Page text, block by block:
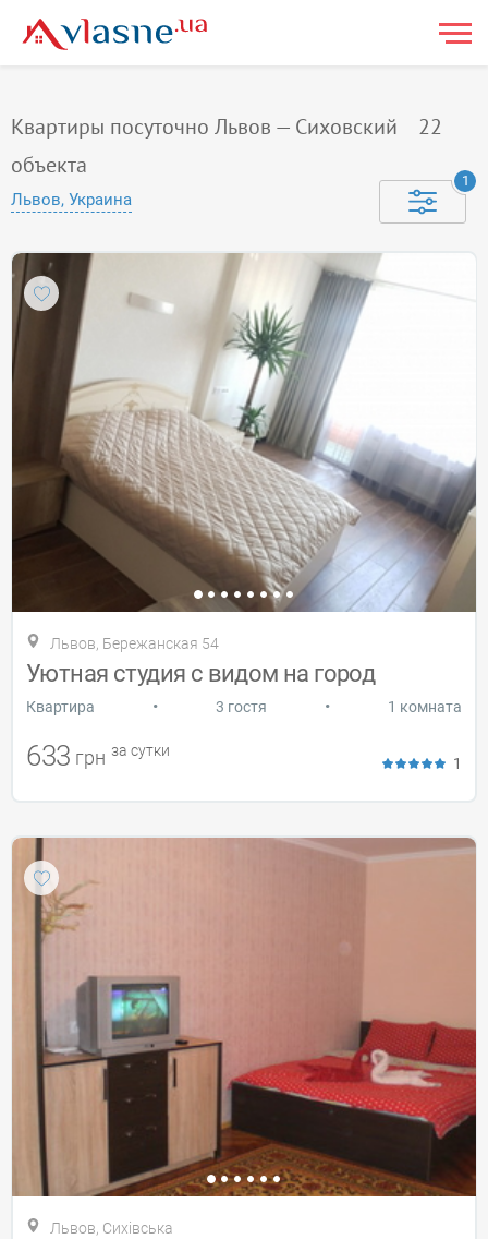
Квартиры посуточно Львов — Сиховский
22
объекта
Львов, Украина
1
Львов, Бережанская 54
Уютная студия с видом на город
Квартира • 3 гостя • 1 комната
633 грн за сутки
1
Львов, Сихівська